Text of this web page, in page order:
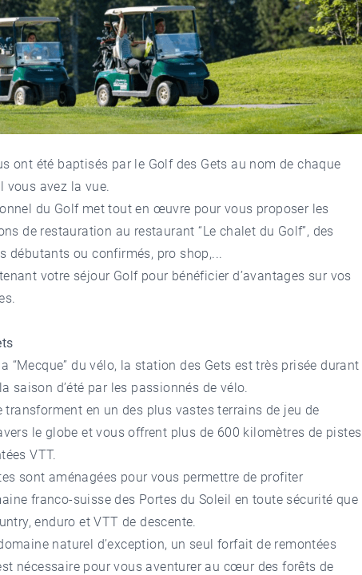
ont été baptisés par le Golf des Gets au nom de chaque
vous avez la vue.
du Golf met tout en œuvre pour vous proposer les
de restauration au restaurant “Le chalet du Golf”, des
débutants ou confirmés, pro shop,...
votre séjour Golfpour bénéficier d’avantages sur vos
“Mecque” du vélo, la station des Gets est très prisée durant
saison d’été par les passionnés de vélo.
transforment en un des plus vastes terrains de jeu de
le globe et vous offrent plus de 600 kilomètres de pistes
VTT.
sont aménagées pour vous permettre de profiter
franco-suisse des Portes du Soleil en toute sécurité que
enduro et VTT de descente.
naturel d’exception, un seul forfait de remontées
nécessaire pour vous aventurer au cœur des forêts de